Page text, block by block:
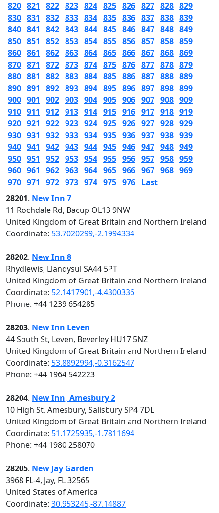
820 821 822 823 824 825 826 827 828 829
830 831 832 833 834 835 836 837 838 839
840 841 842 843 844 845 846 847 848 849
850 851 852 853 854 855 856 857 858 859
860 861 862 863 864 865 866 867 868 869
870 871 872 873 874 875 876 877 878 879
880 881 882 883 884 885 886 887 888 889
890 891 892 893 894 895 896 897 898 899
900 901 902 903 904 905 906 907 908 909
910 911 912 913 914 915 916 917 918 919
920 921 922 923 924 925 926 927 928 929
930 931 932 933 934 935 936 937 938 939
940 941 942 943 944 945 946 947 948 949
950 951 952 953 954 955 956 957 958 959
960 961 962 963 964 965 966 967 968 969
970 971 972 973 974 975 976 Last
28201. New Inn 7
11 Rochdale Rd, Bacup OL13 9NW
United Kingdom of Great Britain and Northern Ireland
Coordinate: 53.7020299,-2.1994334
28202. New Inn 8
Rhydlewis, Llandysul SA44 5PT
United Kingdom of Great Britain and Northern Ireland
Coordinate: 52.1417901,-4.4300336
Phone: +44 1239 654285
28203. New Inn Leven
44 South St, Leven, Beverley HU17 5NZ
United Kingdom of Great Britain and Northern Ireland
Coordinate: 53.8892994,-0.3162547
Phone: +44 1964 542223
28204. New Inn, Amesbury 2
10 High St, Amesbury, Salisbury SP4 7DL
United Kingdom of Great Britain and Northern Ireland
Coordinate: 51.1725935,-1.7811694
Phone: +44 1980 258070
28205. New Jay Garden
3968 FL-4, Jay, FL 32565
United States of America
Coordinate: 30.953245,-87.14887